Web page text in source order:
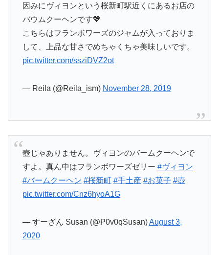
因みにヴィヨンという桜新町駅近くにあるお店の
バウムクーヘンです💖
こちらはフランボワーズのジャムが入っておりま
して、上品な甘さでめちゃくちゃ美味しいです。
pic.twitter.com/ssziDVZ2ot
— Reila (@Reila_ism) November 28, 2019
壺じゃありません。ヴィヨンのバームクーヘンで
すよ。真ん中はフランボワーズゼリー #ヴィヨン
#バームクーヘン #桜新町 #手土産 #お菓子 #壺
pic.twitter.com/Cnz6hyoA1G
— すーざん Susan (@P0v0qSusan)August 3,
2020